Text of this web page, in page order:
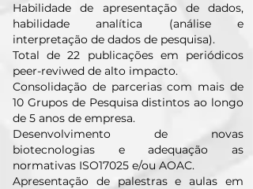
Habilidade de apresentação de dados,
habilidade analítica (análise e
interpretação de dados de pesquisa).
Total de 22 publicações em periódicos
peer-reviwed de alto impacto.
Consolidação de parcerias com mais de
10 Grupos de Pesquisa distintos ao longo
de 5 anos de empresa.
Desenvolvimento de novas
biotecnologias e adequação as
normativas ISO17025 e/ou AOAC.
Apresentação de palestras e aulas em